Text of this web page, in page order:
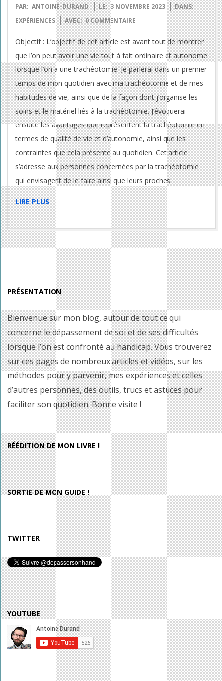
2023-
11-
03
PAR: ANTOINE-DURAND LE: 3 NOVEMBRE 2023
DANS:
EXPÉRIENCES
AVEC: 0 COMMENTAIRE
Objectif : L’objectif de cet article est avant tout de montrer
que l’on peut avoir une vie tout à fait ordinaire et autonome
lorsque l’on a une trachéotomie. Je parlerai dans un premier
temps de mon quotidien avec ma trachéotomie et de mes
habitudes de vie, ainsi que de la façon dont j’organise les
soins et le matériel liés à la trachéotomie. J’évoquerai
ensuite les avantages que représentent la trachéotomie en
termes de qualité de vie et d’autonomie, ainsi que les
contraintes que cela présente au quotidien. Cet article
s’adresse aux personnes concernées par la trachéotomie
qui envisagent de le faire ainsi que leurs proches
LIRE PLUS →
PRÉSENTATION
Bienvenue sur mon blog, autour de tout ce qui
concerne le dépassement de soi et de ses difficultés
lorsque l’on est confronté au handicap. Vous trouverez
sur ces pages de nombreux articles et vidéos, sur les
méthodes pour y parvenir, mes expériences et celles
d’autres personnes, des outils, trucs et astuces pour
faciliter son quotidien. Bonne visite !
RÉÉDITION DE MON LIVRE !
SORTIE DE MON GUIDE !
TWITTER
YOUTUBE